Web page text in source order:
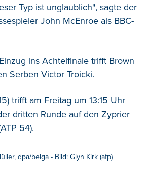
Typ ist unglaublich", sagte der
John McEnroe als BBC-
ins Achtelfinale trifft Brown
Serben Victor Troicki.
trifft am Freitag um 13:15 Uhr
dritten Runde auf den Zyprier
54).
dpa/belga - Bild: Glyn Kirk (afp)